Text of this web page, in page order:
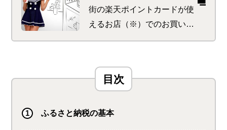
街の楽天ポイントカードが使
えるお店（※）でのお買い物
でポイントが貯まり、楽天グ
貯まったポイントをお支払い
にも使える便利なカードで
るので、カードを持ち歩かな
ふるさと納税の基本